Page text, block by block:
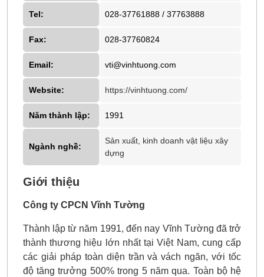
Tel: 028-37761888 / 37763888
Fax: 028-37760824
Email: vti@vinhtuong.com
Website: https://vinhtuong.com/
Năm thành lập: 1991
Ngành nghề:
Sản xuất, kinh doanh vật liệu xây
dựng
Giới thiệu
Công ty CPCN Vĩnh Tường
Thành lập từ năm 1991, đến nay Vĩnh Tường đã trở
thành thương hiệu lớn nhất tại Việt Nam, cung cấp
các giải pháp toàn diện trần và vách ngăn, với tốc
độ tăng trưởng 500% trong 5 năm qua. Toàn bộ hệ